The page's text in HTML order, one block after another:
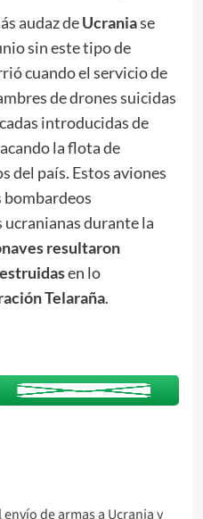
audaz deUcraniase
sin este tipo de
cuando el servicio de
de drones suicidas
introducidas de
la flota de
del país. Estos aviones
bombardeos
ucranianas durante la
resultaron
en lo
Telaraña.
de armas a Ucrania y